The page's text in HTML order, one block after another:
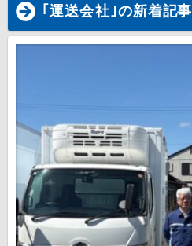
｢ 運送会社｣の新着記事